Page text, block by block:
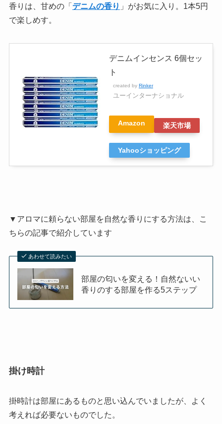
香りは、甘めの「 デニムの香り 」がお気に入り。1本5円
で楽しめす。
デニムインセンス 6個セッ
ト
created by Rinker
ユーインターナショナル
Amazon 楽天市場
Yahooショッピング
▼アロマに頼らない部屋を自然な香りにする方法は、こ
ちらの記事で紹介しています
あわせて読みたい
部屋の匂いを変える！自然ないい
香りのする部屋を作る5ステップ
掛け時計
掛時計は部屋にあるものと思い込んでいましたが、よく
考えれば必要ないものでした。